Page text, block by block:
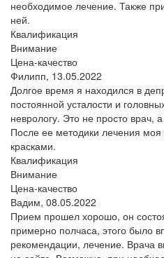
необходимое лечение. Также
ней.
Квалификация
Внимание
Цена-качество
Филипп, 13.05.2022
Долгое время я находился в
постоянной усталости и
неврологу. Это не просто врач,
После ее методики лечения моя
красками.
Квалификация
Внимание
Цена-качество
Вадим, 08.05.2022
Прием прошел хорошо, он
примерно полчаса, этого было
рекомендации, лечение. Врача